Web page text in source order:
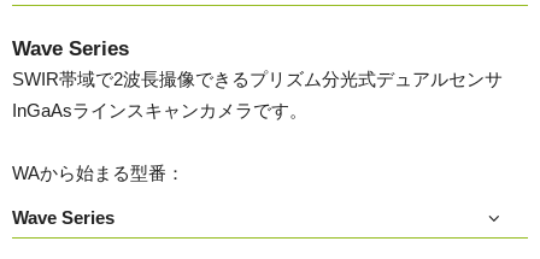
Wave Series
SWIR帯域で2波長撮像できるプリズム分光式デュアルセンサ
InGaAsラインスキャンカメラです。
WAから始まる型番：
Wave Series